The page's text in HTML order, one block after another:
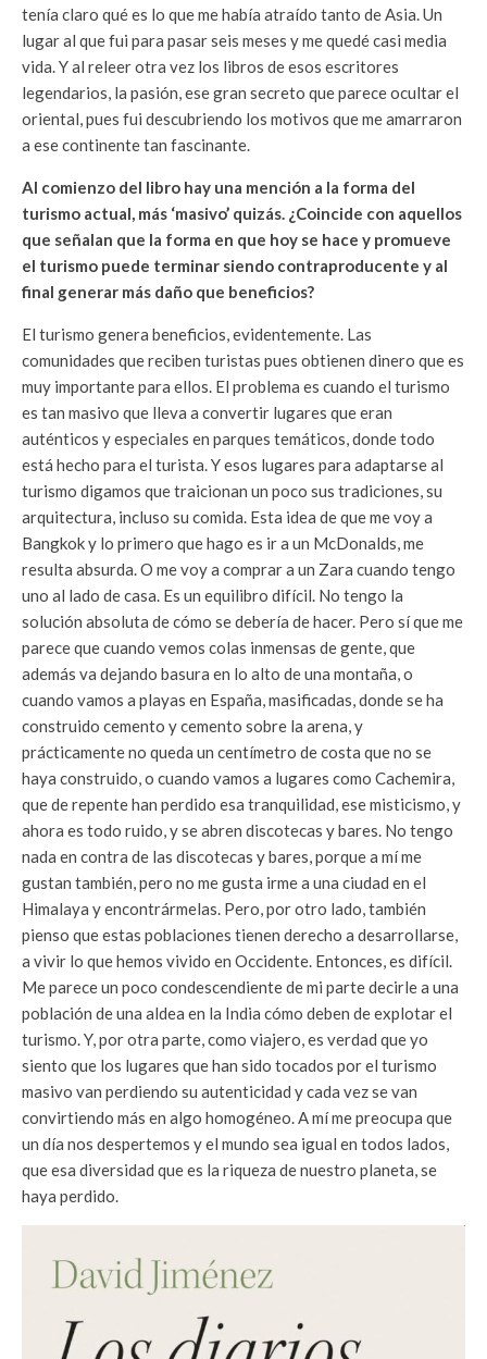
tenía claro qué es lo que me había atraído tanto de Asia. Un
lugar al que fui para pasar seis meses y me quedé casi media
vida. Y al releer otra vez los libros de esos escritores
legendarios, la pasión, ese gran secreto que parece ocultar el
oriental, pues fui descubriendo los motivos que me amarraron
a ese continente tan fascinante.
Al comienzo del libro hay una mención a la forma del
turismo actual, más ‘masivo’ quizás. ¿Coincide con aquellos
que señalan que la forma en que hoy se hace y promueve
el turismo puede terminar siendo contraproducente y al
final generar más daño que beneficios?
El turismo genera beneficios, evidentemente. Las
comunidades que reciben turistas pues obtienen dinero que es
muy importante para ellos. El problema es cuando el turismo
es tan masivo que lleva a convertir lugares que eran
auténticos y especiales en parques temáticos, donde todo
está hecho para el turista. Y esos lugares para adaptarse al
turismo digamos que traicionan un poco sus tradiciones, su
arquitectura, incluso su comida. Esta idea de que me voy a
Bangkok y lo primero que hago es ir a un McDonalds, me
resulta absurda. O me voy a comprar a un Zara cuando tengo
uno al lado de casa. Es un equilibro difícil. No tengo la
solución absoluta de cómo se debería de hacer. Pero sí que me
parece que cuando vemos colas inmensas de gente, que
además va dejando basura en lo alto de una montaña, o
cuando vamos a playas en España, masificadas, donde se ha
construido cemento y cemento sobre la arena, y
prácticamente no queda un centímetro de costa que no se
haya construido, o cuando vamos a lugares como Cachemira,
que de repente han perdido esa tranquilidad, ese misticismo, y
ahora es todo ruido, y se abren discotecas y bares. No tengo
nada en contra de las discotecas y bares, porque a mí me
gustan también, pero no me gusta irme a una ciudad en el
Himalaya y encontrármelas. Pero, por otro lado, también
pienso que estas poblaciones tienen derecho a desarrollarse,
a vivir lo que hemos vivido en Occidente. Entonces, es difícil.
Me parece un poco condescendiente de mi parte decirle a una
población de una aldea en la India cómo deben de explotar el
turismo. Y, por otra parte, como viajero, es verdad que yo
siento que los lugares que han sido tocados por el turismo
masivo van perdiendo su autenticidad y cada vez se van
convirtiendo más en algo homogéneo. A mí me preocupa que
un día nos despertemos y el mundo sea igual en todos lados,
que esa diversidad que es la riqueza de nuestro planeta, se
haya perdido.